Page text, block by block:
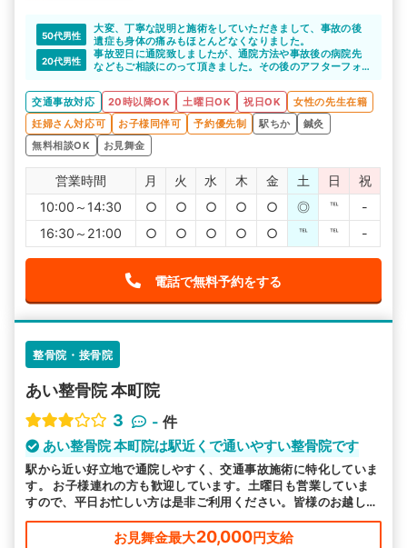
50代男性
大変、丁寧な説明と施術をしていただきまして、事故の後
遺症も身体の痛みもほとんどなくなりました。
20代男性
事故翌日に通院致しましたが、通院方法や事故後の病院先
などもご相談にのって頂きました。その後のアフターフォ
交通事故対応
20時以降OK 土曜日OK 祝日OK
女性の先生在籍
妊婦さん対応可
お子様同伴可 予約優先制 駅ちか
鍼灸
無料相談OK
お見舞金
営業時間 月 火 水 木 金 土 日
祝
10:00～14:30
○ ○ ○ ○ ○ ◎ ℡
-
16:30～21:00
○ ○ ○ ○ ○ ℡ ℡ -
電話で無料予約をする
整骨院・接骨院
あい整骨院 本町院
3
- 件
あい整骨院 本町院は駅近くで通いやすい整骨院です
駅から近い好立地で通院しやすく、交通事故施術に特化していま
す。 お子様連れの方も歓迎しています。土曜日も営業していま
すので、平日お忙しい方は是非ご利用ください。皆様のお越しを
お待ちしております。
お見舞金最大20,000円支給